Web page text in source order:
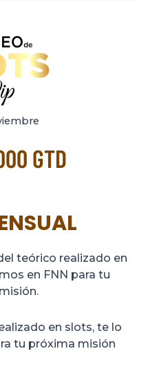
GTD
teórico realizado en
en FNN para tu
en slots, te lo
tu próxima misión​